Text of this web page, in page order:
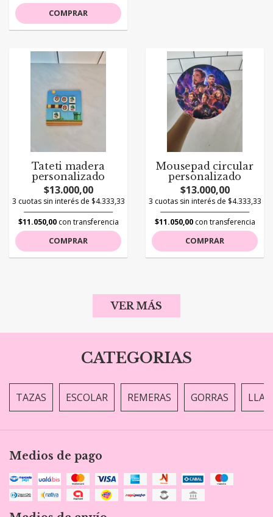
COMPRAR
Tateti madera
personalizado
$13.000,00
3 cuotas sin interés de $4.333,33
$11.050,00con transferencia
COMPRAR
Mousepad circular
personalizado
$13.000,00
3 cuotas sin interés de $4.333,33
$11.050,00con transferencia
COMPRAR
VER MÁS
CATEGORIAS
TAZAS ESCOLAR REMERAS GORRAS
Medios de pago